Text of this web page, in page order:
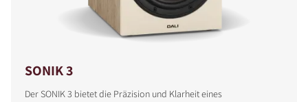
SONIK 3
Der SONIK 3 bietet die Präzision und Klarheit eines